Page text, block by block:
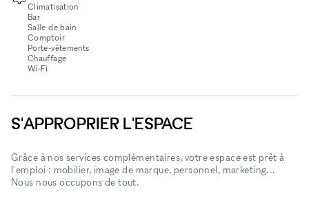
Climatisation
Bar
Salle de bain
Comptoir
Porte-vêtements
Chauffage
Wi‑Fi
S'APPROPRIER L'ESPACE
Grâce à nos services complémentaires, votre espace est prêt à
l'emploi : mobilier, image de marque, personnel, marketing...
Nous nous occupons de tout.